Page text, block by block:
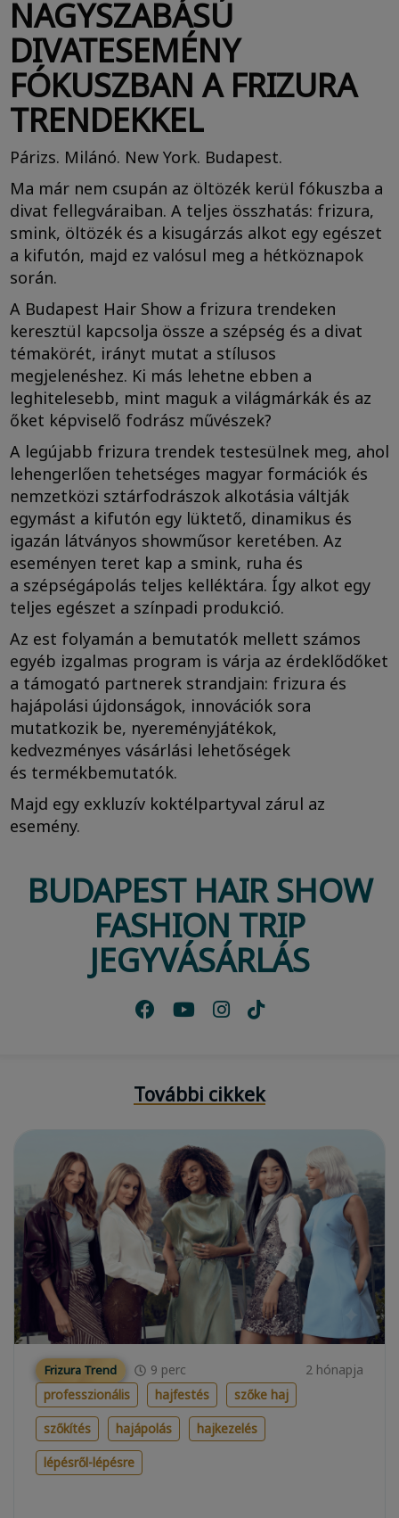
NAGYSZABÁSÚ
DIVATESEMÉNY
FÓKUSZBAN A FRIZURA
TRENDEKKEL
Párizs. Milánó. New York. Budapest.
Ma már nem csupán az öltözék kerül fókuszba a
divat fellegváraiban. A teljes összhatás: frizura,
smink, öltözék és a kisugárzás alkot egy egészet
a kifutón, majd ez valósul meg a hétköznapok
során.
A Budapest Hair Show a frizura trendeken
keresztül kapcsolja össze a szépség és a divat
témakörét, irányt mutat a stílusos
megjelenéshez. Ki más lehetne ebben a
leghitelesebb, mint maguk a világmárkák és az
őket képviselő fodrász művészek?
A legújabb frizura trendek testesülnek meg, ahol
lehengerlően tehetséges magyar formációk és
nemzetközi sztárfodrászok alkotásia váltják
egymást a kifutón egy lüktető, dinamikus és
igazán látványos showműsor keretében. Az
eseményen teret kap a smink, ruha és
a szépségápolás teljes kelléktára. Így alkot egy
teljes egészet a színpadi produkció.
Az est folyamán a bemutatók mellett számos
egyéb izgalmas program is várja az érdeklődőket
a támogató partnerek strandjain: frizura és
hajápolási újdonságok, innovációk sora
mutatkozik be, nyereményjátékok,
kedvezményes vásárlási lehetőségek
és termékbemutatók.
Majd egy exkluzív koktélpartyval zárul az
esemény.
BUDAPEST HAIR SHOW
FASHION TRIP
JEGYVÁSÁRLÁS
További cikkek
Frizura Trend 9 perc
2 hónapja
professzionális
hajfestés
szőke haj
szőkítés
hajápolás
hajkezelés
lépésről-lépésre